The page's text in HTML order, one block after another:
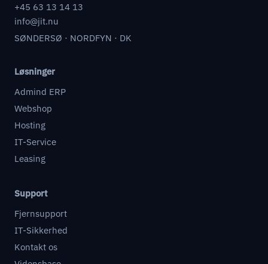
+45 63 13 14 13
info@jit.nu
SØNDERSØ · NORDFYN · DK
Løsninger
Admind ERP
Webshop
Hosting
IT-Service
Leasing
Support
Fjernsupport
IT-Sikkerhed
Kontakt os